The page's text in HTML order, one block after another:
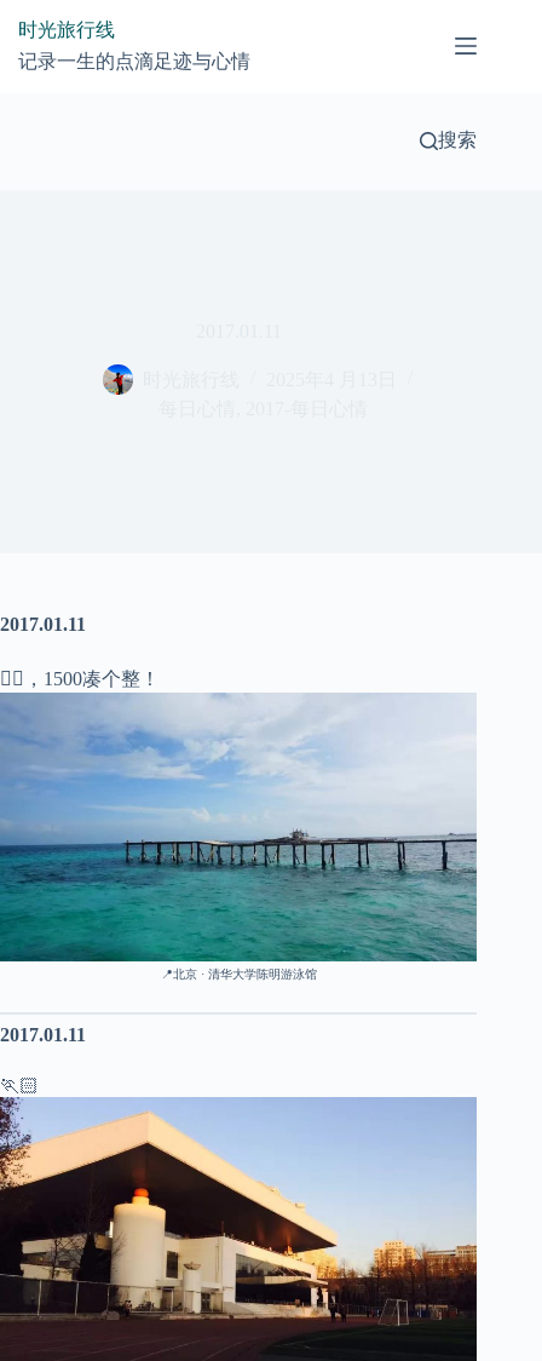
时光旅行线
记录一生的点滴足迹与心情
搜索
2017.01.11
🏊🏻，1500凑个整！
📍北京 · 清华大学陈明游泳馆
2017.01.11
🏃🏻